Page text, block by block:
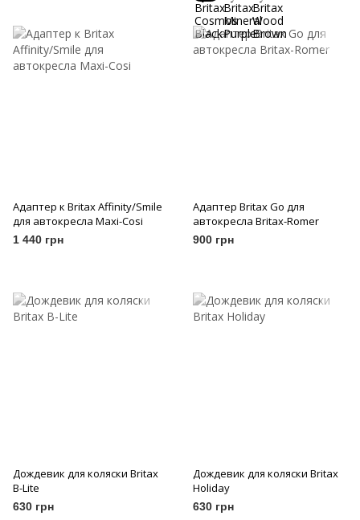
Адаптер к Britax Affinity/Smile
для автокресла Maxi-Cosi
1 440 грн
Адаптер Britax Go для
автокресла Britax-Romer
900 грн
Дождевик для коляски Britax
B-Lite
630 грн
Дождевик для коляски Britax
Holiday
630 грн